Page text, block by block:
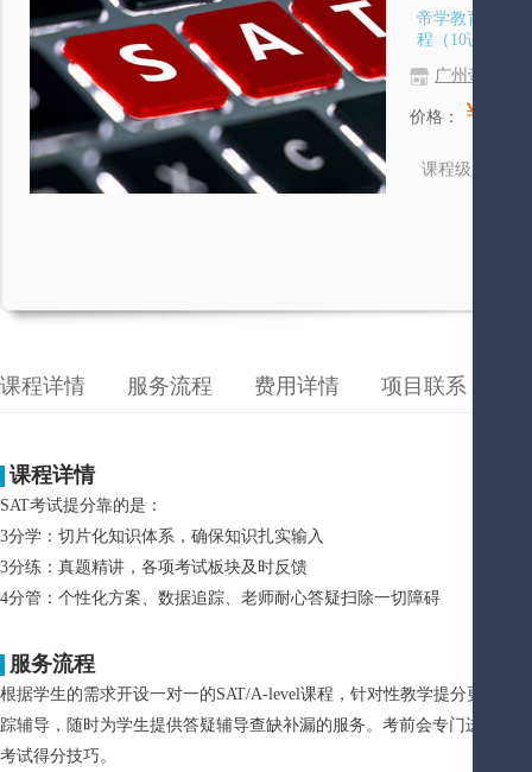
帝学教育为广
程（10课时）
广州帝学教
价格： ￥
课程级别
课程详情 服务流程 费用详情 项目联系
课程详情
SAT考试提分靠的是：
3分学：切片化知识体系，确保知识扎实输入
3分练：真题精讲，各项考试板块及时反馈
4分管：个性化方案、数据追踪、老师耐心答疑扫除一切障碍
服务流程
根据学生的需求开设一对一的SAT/A-level课程，针对性教学提分更高
踪辅导，随时为学生提供答疑辅导查缺补漏的服务。考前会专门进行考
考试得分技巧。